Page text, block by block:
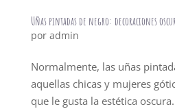
Uñas pintadas de negro: decoraciones
por admin
Normalmente, las uñas
aquellas chicas y mujeres
que le gusta la estética